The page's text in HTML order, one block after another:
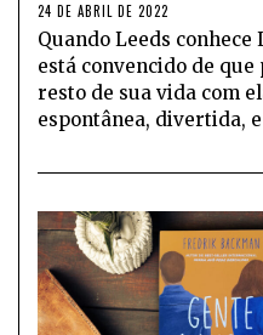
24 DE ABRIL DE 2022
Quando Leeds conhece
está convencido de que
resto de sua vida com
espontânea, divertida, e